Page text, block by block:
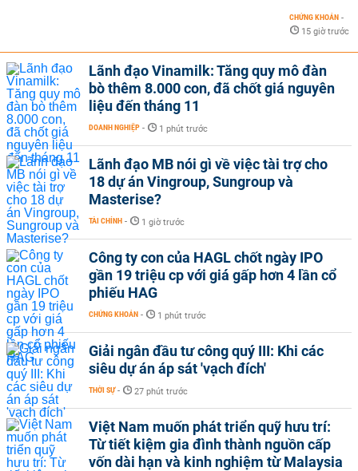
CHỨNG KHOÁN -
15 giờ trước
Lãnh đạo Vinamilk: Tăng quy mô đàn
bò thêm 8.000 con, đã chốt giá nguyên
liệu đến tháng 11
DOANH NGHIỆP - 1 phút trước
Lãnh đạo MB nói gì về việc tài trợ cho
18 dự án Vingroup, Sungroup và
Masterise?
TÀI CHÍNH - 1 giờ trước
Công ty con của HAGL chốt ngày IPO
gần 19 triệu cp với giá gấp hơn 4 lần cổ
phiếu HAG
CHỨNG KHOÁN - 1 phút trước
Giải ngân đầu tư công quý III: Khi các
siêu dự án áp sát 'vạch đích'
THỜI SỰ - 27 phút trước
Việt Nam muốn phát triển quỹ hưu trí:
Từ tiết kiệm gia đình thành nguồn cấp
vốn dài hạn và kinh nghiệm từ Malaysia